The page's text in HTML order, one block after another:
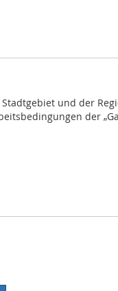
und der
der